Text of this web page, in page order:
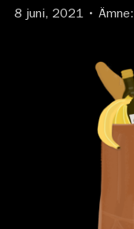
8 juni, 2021 • Ämne: